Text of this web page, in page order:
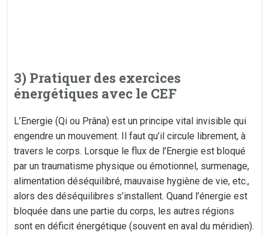
3) Pratiquer des exercices
énergétiques avec le CEF
L’Energie (Qi ou Prâna) est un principe vital invisible qui
engendre un mouvement. Il faut qu’il circule librement, à
travers le corps. Lorsque le flux de l’Energie est bloqué
par un traumatisme physique ou émotionnel, surmenage,
alimentation déséquilibré, mauvaise hygiène de vie, etc.,
alors des déséquilibres s’installent. Quand l’énergie est
bloquée dans une partie du corps, les autres régions
sont en déficit énergétique (souvent en aval du méridien).